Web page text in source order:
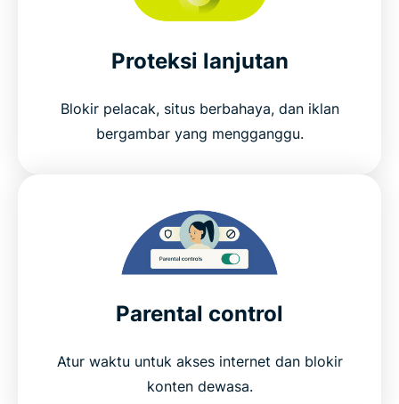
Proteksi lanjutan
Blokir pelacak, situs berbahaya, dan iklan
bergambar yang mengganggu.
Parental control
Atur waktu untuk akses internet dan blokir
konten dewasa.